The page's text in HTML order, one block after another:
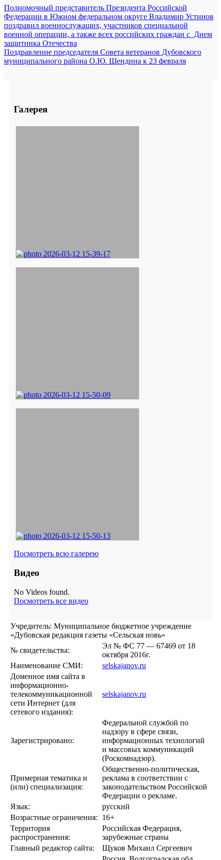
Полномочный представитель Президента Российской
Федерации в Южном федеральном округе Владимир Устинов
поздравил военнослужащих, участников специальной
военной операции, а также всех российских граждан с Днем
защитника Отечества
Поздравление председателя Совета ветеранов Дубовского
муниципального района О.Ю. Шендина к 23 февраля
Галерея
Посмотреть всю галерею
Видео
No Videos found.
Посмотреть все видео
Учредитель: Муниципальное бюджетное учреждение
«Дубовская редакция газеты «Сельская новь»
№ свидетельства:
Эл № ФС 77 — 67469 от 18
октября 2016г.
Наименование СМИ:
selskajanov.ru
Доменное имя сайта в
информационно-
телекоммуникационной
сети Интернет (для
сетевого издания):
selskajanov.ru
Зарегистрировано:
Федеральной службой по
надзору в сфере связи,
информационных технологий
и массовых коммуникаций
(Роскомнадзор).
Примерная тематика и
(или) специализация:
Общественно-политическая,
реклама в соответствии с
законодательством Российской
Федерации о рекламе.
Язык:
русский
Возрастные ограничения:
16+
Территория
распространения:
Российская Федерация,
зарубежные страны
Главный редактор сайта:
Щуков Михаил Сергеевич